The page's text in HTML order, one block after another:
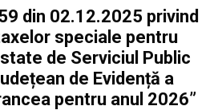
din 02.12.2025 privind
speciale pentru
de Serviciul Public
de Evidență a
pentru anul 2026”